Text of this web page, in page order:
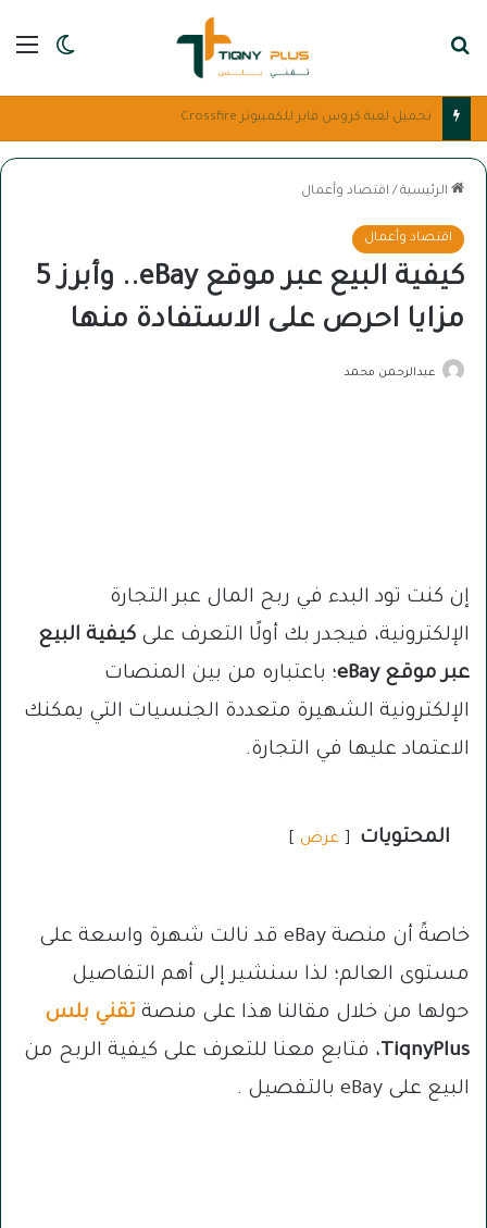
الوضع
أفضل 7 بوابات الدفع الإلكتروني للعرب للمتاجر
الرئيسية / اقتصاد وأعمال
اقتصاد وأعمال
كيفية البيع عبر موقع eBay.. وأبرز 5
مزايا احرص على الاستفادة منها
عبدالرحمن محمد
إن كنت تود البدء في ربح المال عبر التجارة
الإلكترونية، فيجدر بك أولًا التعرف على كيفية البيع
عبر موقع eBay
؛ باعتباره من بين المنصات
الإلكترونية الشهيرة متعددة الجنسيات التي يمكنك
الاعتماد عليها في التجارة.
المحتويات عرض
خاصةً أن منصة eBay قد نالت شهرة واسعة على
مستوى العالم؛ لذا سنشير إلى أهم التفاصيل
حولها من خلال مقالنا هذا على منصة تقني بلس
TiqnyPlus ، فتابع معنا للتعرف على كيفية الربح من
البيع على eBay بالتفصيل .